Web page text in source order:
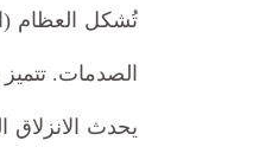
تُشكل العظام
الصدمات.
يحدث